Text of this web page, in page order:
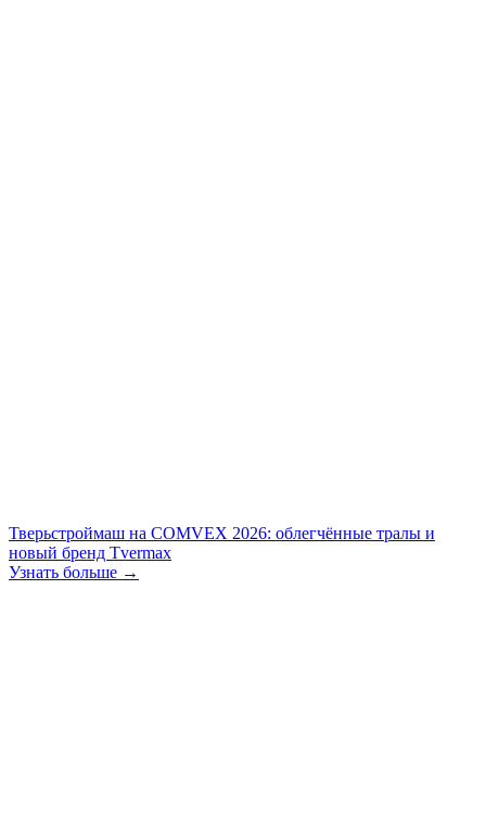
Тверьстроймаш на COMVEX 2026: облегчённые тралы и
новый бренд Tvermax
Узнать больше →